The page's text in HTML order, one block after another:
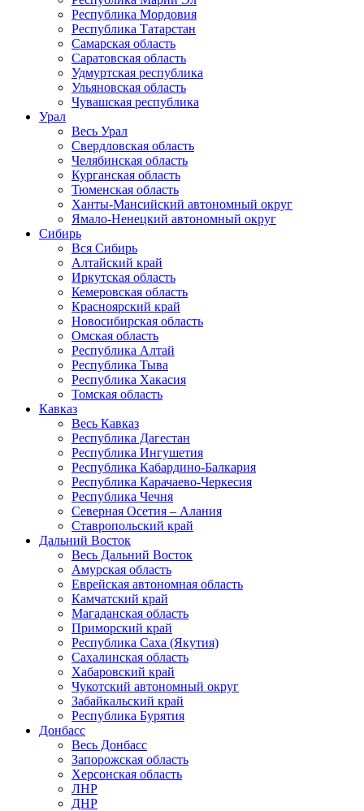
Республика Мордовия
Республика Татарстан
Самарская область
Саратовская область
Удмуртская республика
Ульяновская область
Чувашская республика
Урал
Весь Урал
Свердловская область
Челябинская область
Курганская область
Тюменская область
Ханты-Мансийский автономный округ
Ямало-Ненецкий автономный округ
Сибирь
Вся Сибирь
Алтайский край
Иркутская область
Кемеровская область
Красноярский край
Новосибирская область
Омская область
Республика Алтай
Республика Тыва
Республика Хакасия
Томская область
Кавказ
Весь Кавказ
Республика Дагестан
Республика Ингушетия
Республика Кабардино-Балкария
Республика Карачаево-Черкесия
Республика Чечня
Северная Осетия – Алания
Ставропольский край
Дальний Восток
Весь Дальний Восток
Амурская область
Еврейская автономная область
Камчатский край
Магаданская область
Приморский край
Республика Саха (Якутия)
Сахалинская область
Хабаровский край
Чукотский автономный округ
Забайкальский край
Республика Бурятия
Донбасс
Весь Донбасс
Запорожская область
Херсонская область
ЛНР
ДНР